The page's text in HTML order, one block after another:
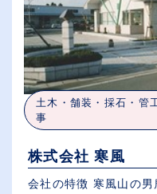
土木・舗装・採石・管
事
株式会社 寒風
会社の特徴 寒風山の男